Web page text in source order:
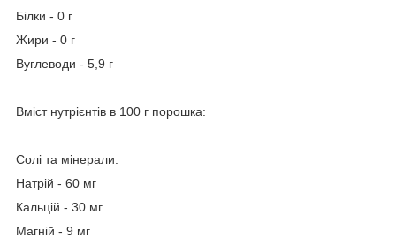
Білки - 0 г
Жири - 0 г
Вуглеводи - 5,9 г
Вміст нутрієнтів в 100 г порошка:
Солі та мінерали:
Натрій - 60 мг
Кальцій - 30 мг
Магній - 9 мг